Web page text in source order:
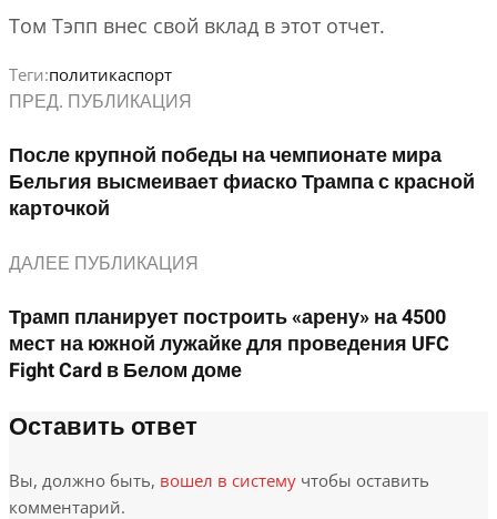
Том Тэпп внес свой вклад в этот отчет.
Теги:политикаспорт
ПРЕД. ПУБЛИКАЦИЯ
После крупной победы на чемпионате мира
Бельгия высмеивает фиаско Трампа с красной
карточкой
ДАЛЕЕ ПУБЛИКАЦИЯ
Трамп планирует построить «арену» на 4500
мест на южной лужайке для проведения UFC
Fight Card в Белом доме
Оставить ответ
Вы, должно быть, вошел в систему чтобы оставить
комментарий.